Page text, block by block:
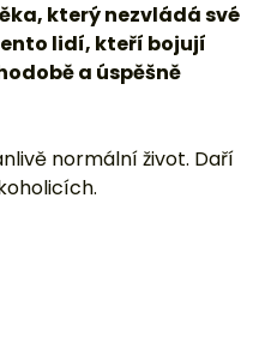
který nezvládá své
lidí, kteří bojují
a úspěšně
normální život. Daří